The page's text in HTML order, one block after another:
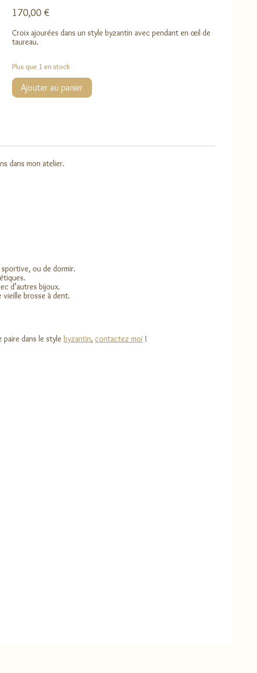
170,00 €
Croix ajourées dans un style byzantin avec pendant en œil de
taureau.
Plus que 1 en stock
quantité
Boucles
Ajouter au panier
dans mon atelier.
ou de dormir.
d’autres bijoux.
brosse à dent.
dans le style byzantin, contactez moi !